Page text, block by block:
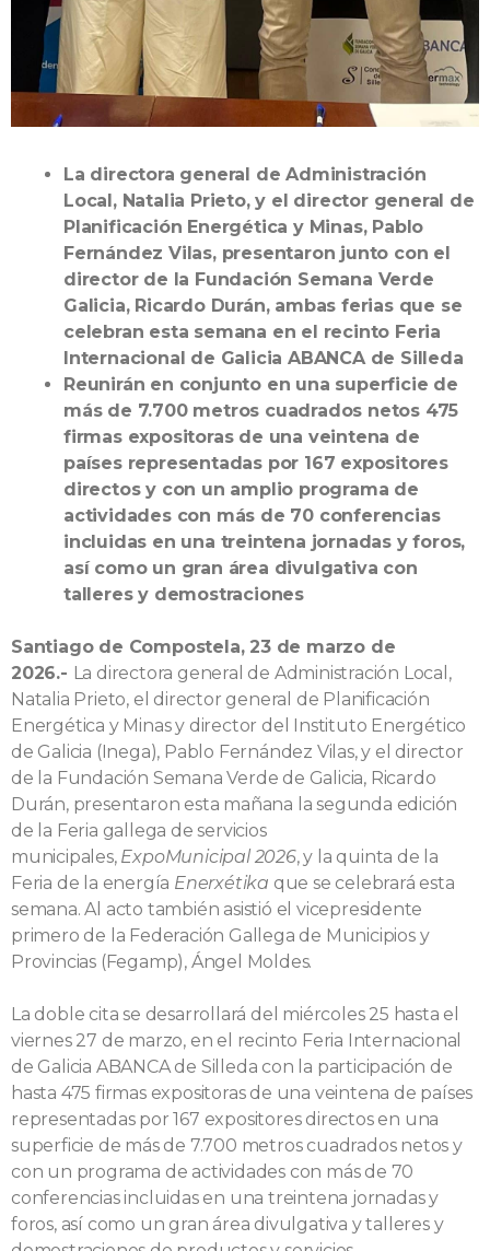
La directora general de Administración
Local, Natalia Prieto, y el director general de
Planificación Energética y Minas, Pablo
Fernández Vilas, presentaron junto con el
director de la Fundación Semana Verde
Galicia, Ricardo Durán, ambas ferias que se
celebran esta semana en el recinto Feria
Internacional de Galicia ABANCA de Silleda
Reunirán en conjunto en una superficie de
más de 7.700 metros cuadrados netos 475
firmas expositoras de una veintena de
países representadas por 167 expositores
directos y con un amplio programa de
actividades con más de 70 conferencias
incluidas en una treintena jornadas y foros,
así como un gran área divulgativa con
talleres y demostraciones
Santiago de Compostela, 23 de marzo de
2026.- La directora general de Administración Local,
Natalia Prieto, el director general de Planificación
Energética y Minas y director del Instituto Energético
de Galicia (Inega), Pablo Fernández Vilas, y el director
de la Fundación Semana Verde de Galicia, Ricardo
Durán, presentaron esta mañana la segunda edición
de la Feria gallega de servicios
municipales, ExpoMunicipal 2026, y la quinta de la
Feria de la energía Enerxétika que se celebrará esta
semana. Al acto también asistió el vicepresidente
primero de la Federación Gallega de Municipios y
Provincias (Fegamp), Ángel Moldes.
La doble cita se desarrollará del miércoles 25 hasta el
viernes 27 de marzo, en el recinto Feria Internacional
de Galicia ABANCA de Silleda con la participación de
hasta 475 firmas expositoras de una veintena de países
representadas por 167 expositores directos en una
superficie de más de 7.700 metros cuadrados netos y
con un programa de actividades con más de 70
conferencias incluidas en una treintena jornadas y
foros, así como un gran área divulgativa y talleres y